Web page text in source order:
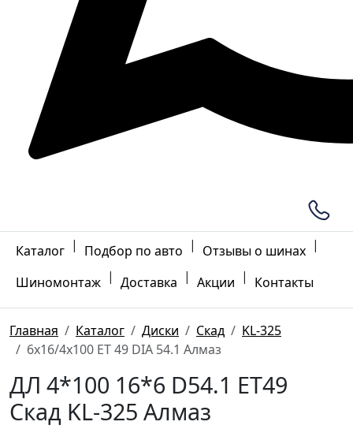
Каталог | Подбор по авто | Отзывы о шинах |
Шиномонтаж | Доставка | Акции | Контакты
Главная Каталог Диски Скад
KL-325
6x16/4x100 ET 49 DIA 54.1 Алмаз
ДЛ 4*100 16*6 D54.1 ET49
Скад KL-325 Алмаз